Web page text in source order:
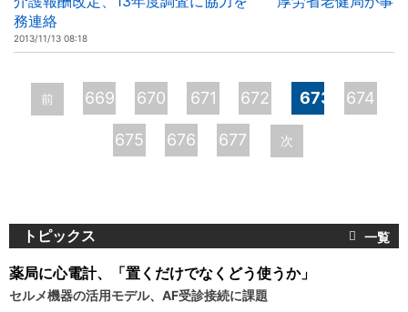
務連絡
2013/11/13 08:18
ペ
ー
前 669 670 671 672 673 674
675 676 677 次
トピックス
薬局に心電計、「置くだけでなくどう使うか」
セルメ機器の活用モデル、AF受診接続に課題